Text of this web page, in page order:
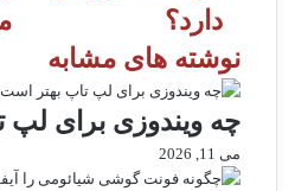
دارد؟
نوشته های مشابه
چه ویندوزی برای لپ
می 11, 2026